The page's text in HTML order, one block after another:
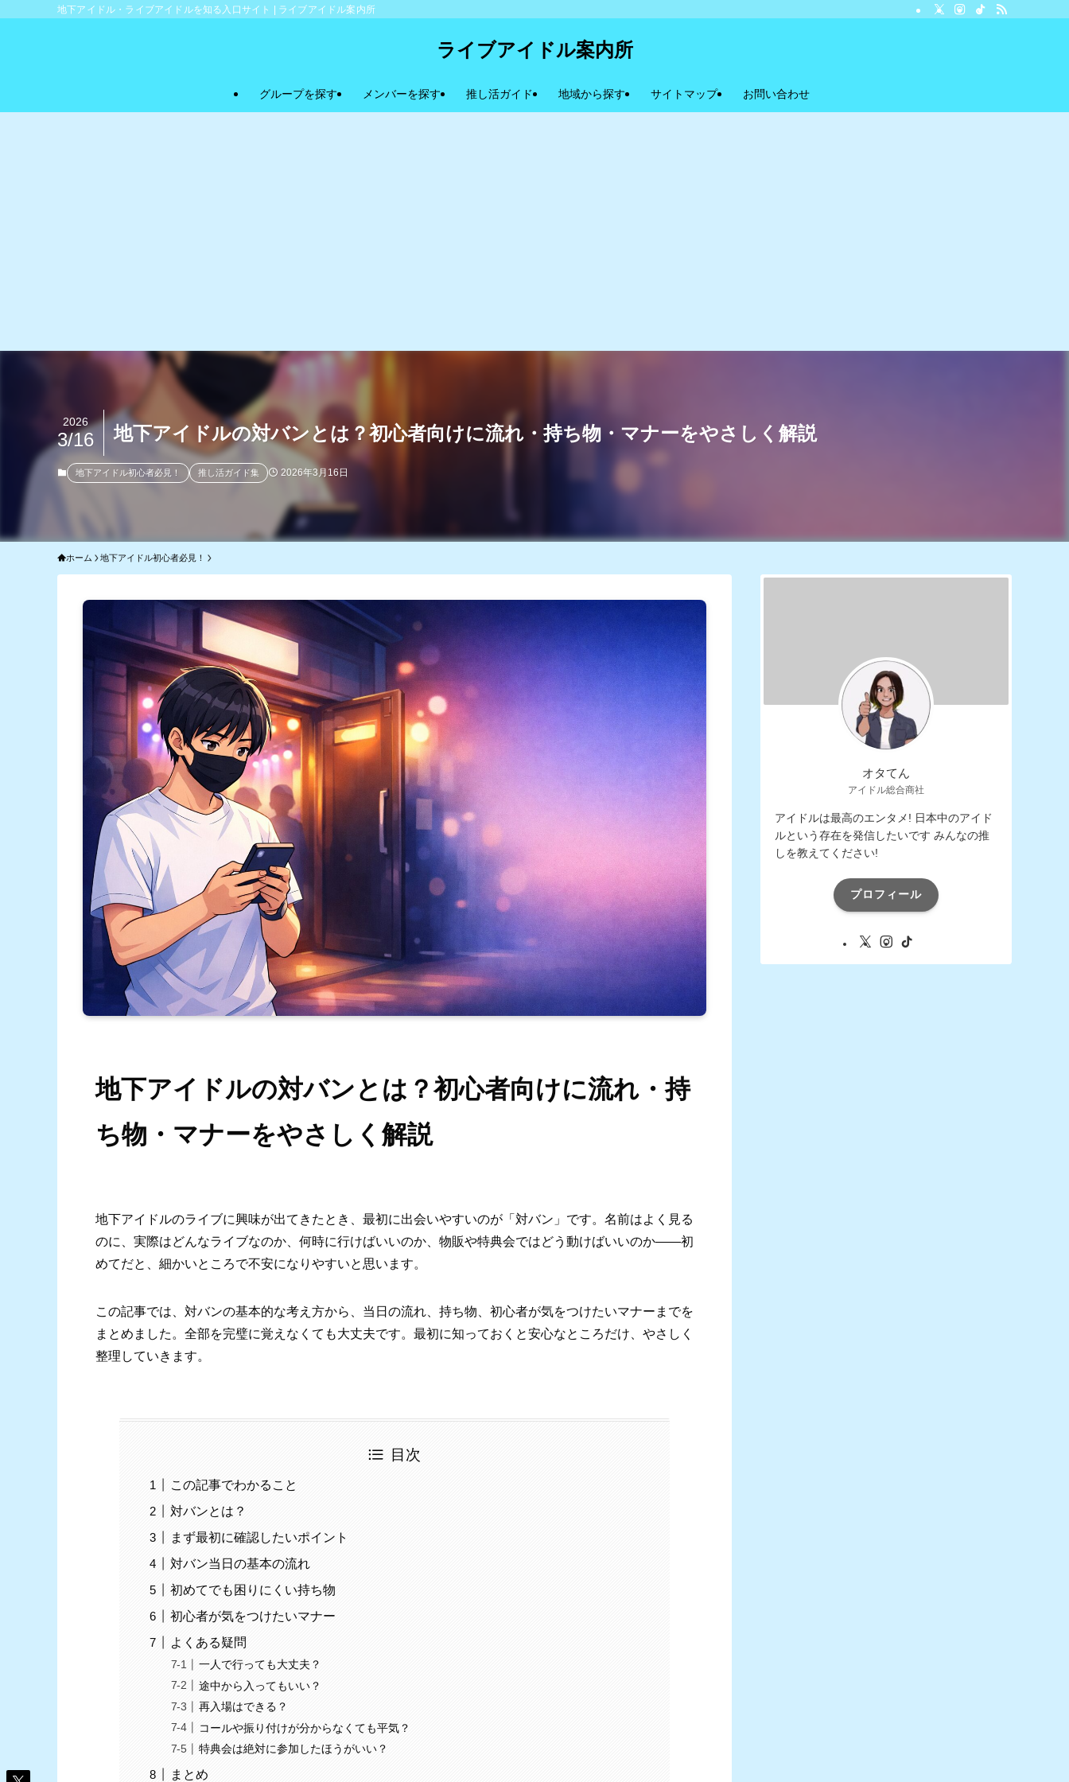
地下アイドル・ライブアイドルを知る入口サイト | ライブアイドル案内所
ライブアイドル案内所
グループを探す メンバーを探す 推し活ガイド 地域から探す サイトマップ お問い合わせ
地下アイドルの対バンとは？初心者向けに流れ・持ち物・マナーをやさしく解説
2026
3/16
地下アイドル初心者必見！ 推し活ガイド集 2026年3月16日
ホーム 地下アイドル初心者必見！
地下アイドルの対バンとは？初心者向けに流れ・持
ち物・マナーをやさしく解説
地下アイドルのライブに興味が出てきたとき、最初に出会いやすいのが「対バン」です。名前はよく見る
のに、実際はどんなライブなのか、何時に行けばいいのか、物販や特典会ではどう動けばいいのか――初
めてだと、細かいところで不安になりやすいと思います。
この記事では、対バンの基本的な考え方から、当日の流れ、持ち物、初心者が気をつけたいマナーまでを
まとめました。全部を完璧に覚えなくても大丈夫です。最初に知っておくと安心なところだけ、やさしく
整理していきます。
目次
この記事でわかること
対バンとは？
まず最初に確認したいポイント
対バン当日の基本の流れ
初めてでも困りにくい持ち物
初心者が気をつけたいマナー
よくある疑問
一人で行っても大丈夫？
途中から入ってもいい？
再入場はできる？
コールや振り付けが分からなくても平気？
特典会は絶対に参加したほうがいい？
まとめ
オタてん
アイドル総合商社
アイドルは最高のエンタメ! 日本中のアイド
ルという存在を発信したいです みんなの推
しを教えてください!
プロフィール